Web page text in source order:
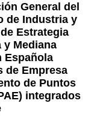
General del
de Industria y
Estrategia
y Mediana
Española
de Empresa
de Puntos
integrados